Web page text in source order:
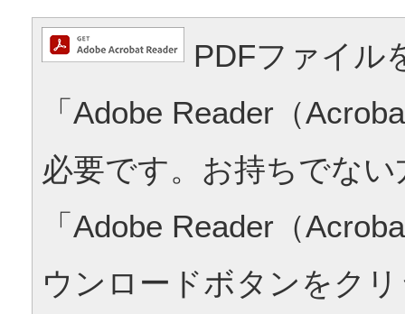
PDFファイル
「Adobe Reader（
必要です。お持ちでな
「Adobe Reader（
ウンロードボタンをク